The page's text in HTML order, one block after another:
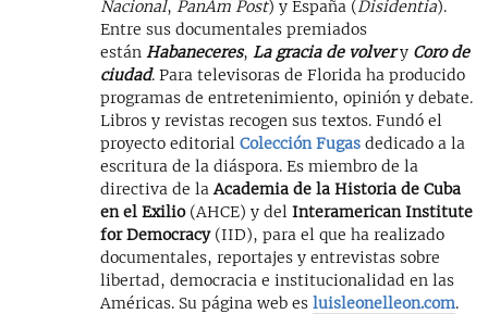
Nacional, PanAm Post) y España (Disidentia).
Entre sus documentales premiados
están Habaneceres, La gracia de volvery Coro de
ciudad. Para televisoras de Florida ha producido
programas de entretenimiento, opinión y debate.
Libros y revistas recogen sus textos. Fundó el
proyecto editorial Colección Fugas dedicado a la
escritura de la diáspora. Es miembro de la
directiva de laAcademia de la Historia de Cuba
en el Exilio(AHCE) y del Interamerican Institute
for Democracy(IID), para el que ha realizado
documentales, reportajes y entrevistas sobre
libertad, democracia e institucionalidad en las
Américas. Su página web es luisleonelleon.com.